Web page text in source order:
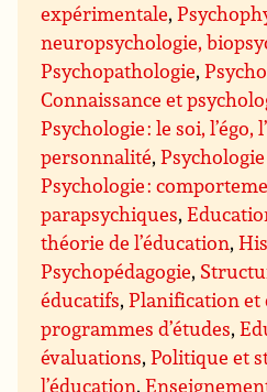
expérimentale,
neuropsychologie,
Psychopathologie,
Connaissance et
Psychologie : le soi, l’égo,
personnalité,
Psychologie :
parapsychiques,
théorie de l’éducation,
Psychopédagogie,
éducatifs,Planification et
programmes d’études,
évaluations,Politique et
l’éducation,